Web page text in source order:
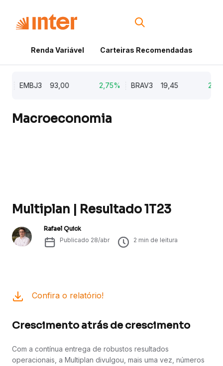
Renda Variável Carteiras Recomendadas
EMBJ3 93,00 2,75% BRAV3 19,45
Macroeconomia
Multiplan | Resultado 1T23
Rafael Quick
Publicado 28/abr 2 min de leitura
Confira o relatório!
Crescimento atrás de crescimento
Com a contínua entrega de robustos resultados
operacionais, a Multiplan divulgou, mais uma vez, números